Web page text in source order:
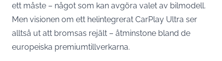
ett måste – något som kan avgöra valet av bilmodell.
Men visionen om ett helintegrerat CarPlay Ultra ser
alltså ut att bromsas rejält – åtminstone bland de
europeiska premiumtillverkarna.